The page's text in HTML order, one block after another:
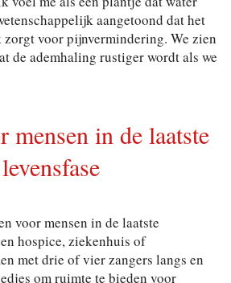
aangetoond dat het
voor pijnvermindering. We zien
de ademhaling rustiger wordt als we
mensen in de laatste
levensfase
voor mensen in de laatste
hospice, ziekenhuis of
met drie of vier zangers langs en
om ruimte te bieden voor